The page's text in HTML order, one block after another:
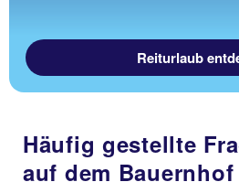
Reiturlaub
Häufig gestellte
auf dem Bauernhof